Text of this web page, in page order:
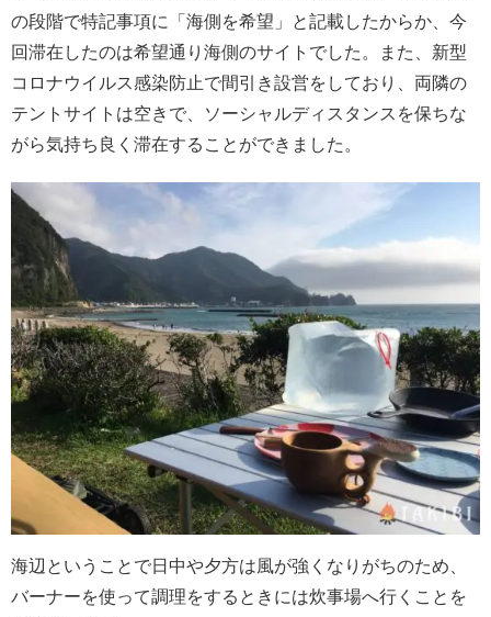
の段階で特記事項に「海側を希望」と記載したからか、今
回滞在したのは希望通り海側のサイトでした。また、新型
コロナウイルス感染防止で間引き設営をしており、両隣の
テントサイトは空きで、ソーシャルディスタンスを保ちな
がら気持ち良く滞在することができました。
海辺ということで日中や夕方は風が強くなりがちのため、
バーナーを使って調理をするときには炊事場へ行くことを